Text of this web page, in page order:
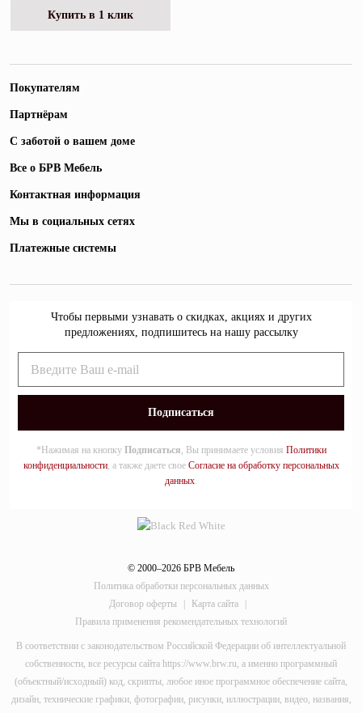
Купить в 1 клик
Покупателям
Партнёрам
С заботой о вашем доме
Все о БРВ Мебель
Контактная информация
Мы в социальных сетях
Платежные системы
Чтобы первыми узнавать о скидках, акциях и других
предложениях, подпишитесь на нашу рассылку
*Нажимая на кнопку Подписаться, Вы принимаете условия Политики
конфиденциальности, а также даете свое Согласие на обработку персональных
данных.
© 2000–2026 БРВ Мебель
Политика обработки персональных данных
Договор оферты
Карта сайта
Правила применения рекомендательных технологий
В соответствии с законодательством Российской Федерации об интеллектуальной
собственности, все ресурсы сайта https://www.brw.ru, а именно программный
(объектный/исходный) код, скрипты, любое иное программное обеспечение сайта,
дизайн, технические графики, фотографии, рисунки, иллюстрации, видео, названия,